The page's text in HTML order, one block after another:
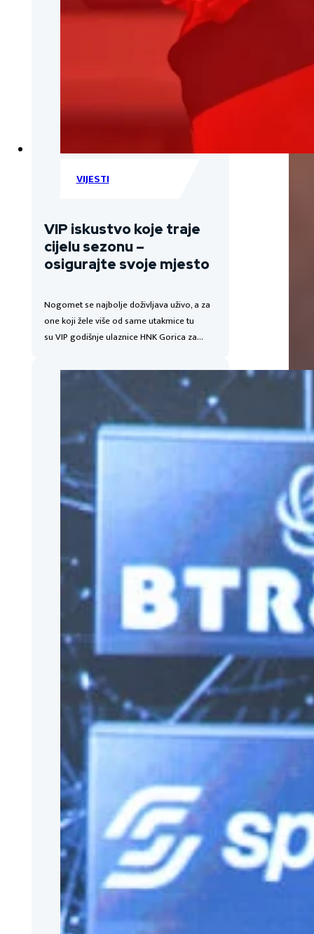
VIJESTI
VIP iskustvo koje traje
cijelu sezonu –
osigurajte svoje mjesto
Nogomet se najbolje doživljava uživo, a za
one koji žele više od same utakmice tu
su VIP godišnje ulaznice HNK Gorica za…